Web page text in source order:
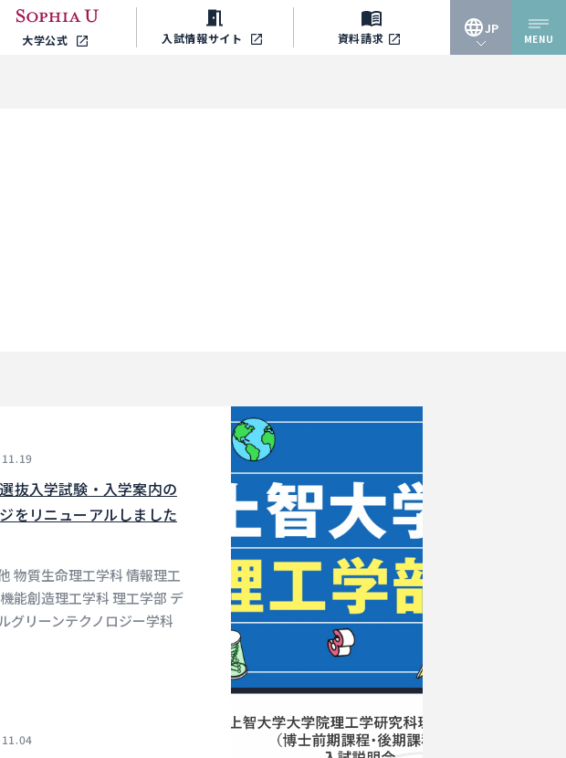
大学公式 入試情報サイト 資料請求
JP
MENU
抜入学試験・入学案内の
をリニューアルしました
物質生命理工学科 情報理工
能創造理工学科 理工学部 デ
グリーンテクノロジー学科